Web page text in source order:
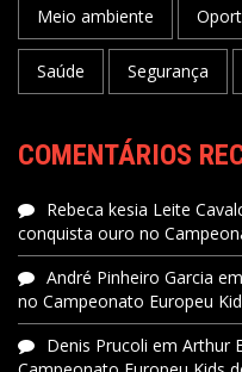
Meio ambiente
Saúde Segurança
COMENTÁRIOS
Rebeca kesia Leite
conquista ouro no
André Pinheiro Garcia em
no Campeonato Europeu
Denis Prucoli em Arthur